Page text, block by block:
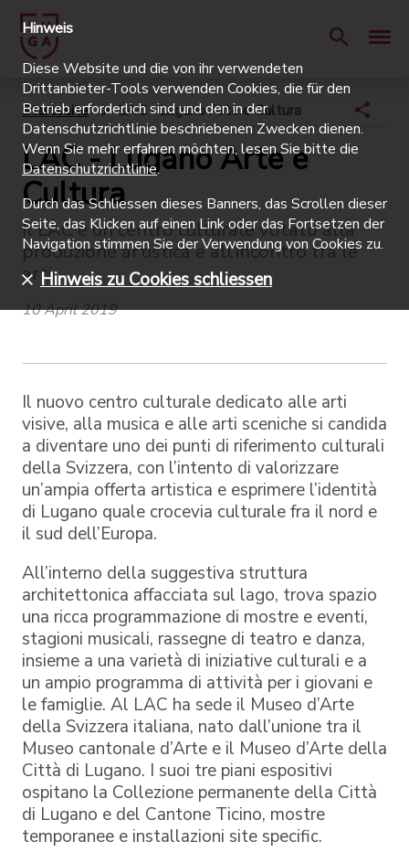
Startseite LAC - Lugano Arte e Cultura
LAC - Lugano Arte e
Cultura
Il LAC è un centro culturale votato alla
produzione artistica e all’incontro tra le
arti
10 April 2019
Il nuovo centro culturale dedicato alle arti
visive, alla musica e alle arti sceniche si candida
a diventare uno dei punti di riferimento culturali
della Svizzera, con l’intento di valorizzare
un’ampia offerta artistica e esprimere l’identità
di Lugano quale crocevia culturale fra il nord e
il sud dell’Europa.
All’interno della suggestiva struttura
architettonica affacciata sul lago, trova spazio
una ricca programmazione di mostre e eventi,
stagioni musicali, rassegne di teatro e danza,
insieme a una varietà di iniziative culturali e a
un ampio programma di attività per i giovani e
le famiglie. Al LAC ha sede il Museo d’Arte
della Svizzera italiana, nato dall’unione tra il
Museo cantonale d’Arte e il Museo d’Arte della
Città di Lugano. I suoi tre piani espositivi
ospitano la Collezione permanente della Città
di Lugano e del Cantone Ticino, mostre
temporanee e installazioni site specific.
Hinweis
Diese Website und die von ihr verwendeten
Drittanbieter-Tools verwenden Cookies, die für den
Betrieb erforderlich sind und den in der
Datenschutzrichtlinie beschriebenen Zwecken dienen.
Wenn Sie mehr erfahren möchten, lesen Sie bitte die
Datenschutzrichtlinie.
Durch das Schliessen dieses Banners, das Scrollen dieser
Seite, das Klicken auf einen Link oder das Fortsetzen der
Navigation stimmen Sie der Verwendung von Cookies zu.
Hinweis zu Cookies schliessen